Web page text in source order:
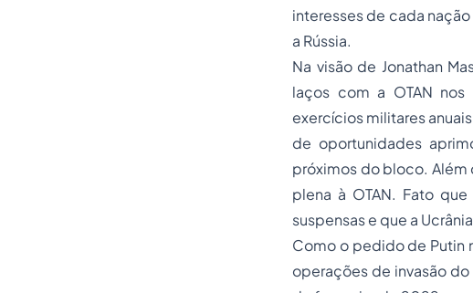
interesses de cada
a Rússia.
Na visão de Jonathan
laços com a OTAN
exercícios militares
de oportunidades
próximos do bloco. Além
plena à OTAN. Fato
suspensas e que a
Como o pedido de Putin
operações de invasão